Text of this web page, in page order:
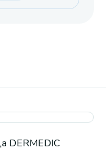
DERMEDIC